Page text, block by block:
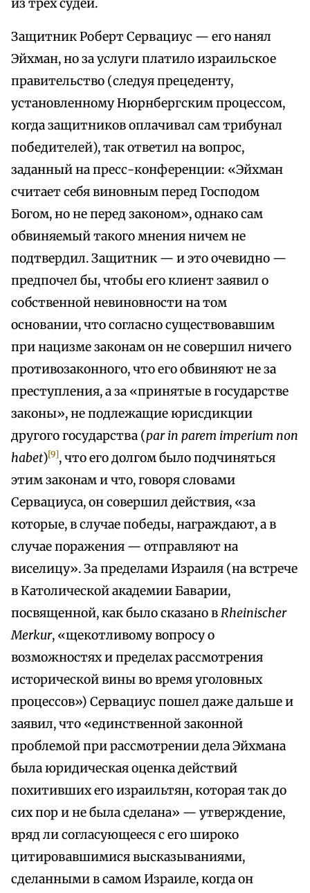
из трех судей.
Защитник Роберт Сервациус — его нанял
Эйхман, но за услуги платило израильское
правительство (следуя прецеденту,
установленному Нюрнбергским процессом,
когда защитников оплачивал сам трибунал
победителей), так ответил на вопрос,
заданный на пресс-конференции: «Эйхман
считает себя виновным перед Господом
Богом, но не перед законом», однако сам
обвиняемый такого мнения ничем не
подтвердил. Защитник — и это очевидно —
предпочел бы, чтобы его клиент заявил о
собственной невиновности на том
основании, что согласно существовавшим
при нацизме законам он не совершил ничего
противозаконного, что его обвиняют не за
преступления, а за «принятые в государстве
законы», не подлежащие юрисдикции
другого государства (par in parem imperium non
habet)[9], что его долгом было подчиняться
этим законам и что, говоря словами
Сервациуса, он совершил действия, «за
которые, в случае победы, награждают, а в
случае поражения — отправляют на
виселицу». За пределами Израиля (на встрече
в Католической академии Баварии,
посвященной, как было сказано вRheinischer
Merkur, «щекотливому вопросу о
возможностях и пределах рассмотрения
исторической вины во время уголовных
процессов») Сервациус пошел даже дальше и
заявил, что «единственной законной
проблемой при рассмотрении дела Эйхмана
была юридическая оценка действий
похитивших его израильтян, которая так до
сих пор и не была сделана» — утверждение,
вряд ли согласующееся с его широко
цитировавшимися высказываниями,
сделанными в самом Израиле, когда он